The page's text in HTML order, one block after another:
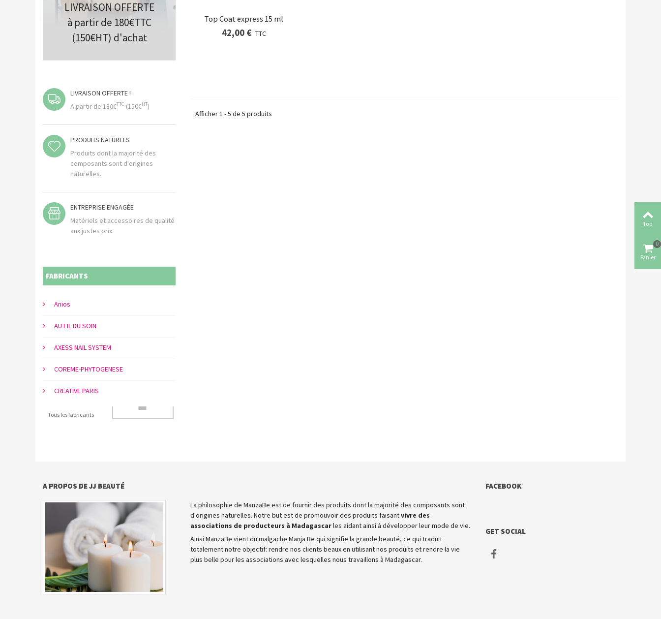
LIVRAISON OFFERTE
à partir de 180€TTC
(150€HT) d'achat
LIVRAISON OFFERTE !
A partir de 180€TTC (150€HT)
PRODUITS NATURELS
Produits dont la majorité des
composants sont d'origines
naturelles.
ENTREPRISE ENGAGÉE
Matériels et accessoires de qualité
aux justes prix.
FABRICANTS
Anios
AU FIL DU SOIN
AXESS NAIL SYSTEM
COREME-PHYTOGENESE
CREATIVE PARIS
Tous les fabricants
Top Coat express 15 ml
42,00 € TTC
Afficher 1 - 5 de 5 produits
A PROPOS DE JJ BEAUTÉ
La philosophie de ManzaBe est de fournir des produits dont la majorité des composants sont
d'origines naturelles. Notre but est de promouvoir des produits faisantvivre des
associations de producteurs à Madagascarles aidant ainsi à développer leur mode de vie.
Ainsi ManzaBe vient du malgache Manja Be qui signifie la grande beauté, ce qui traduit
totalement notre objectif: rendre nos clients beaux en utilisant nos produits et rendre la vie
plus belle pour les associations avec lesquelles nous travaillons à Madagascar.
FACEBOOK
GET SOCIAL
Top
Panier
0